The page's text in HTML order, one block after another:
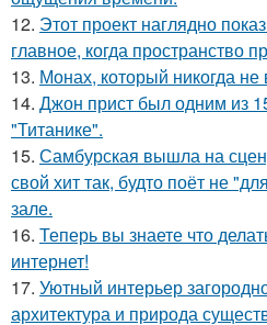
12. Этот проект наглядно
главное, когда пространство
13. Монах, который никогда
14. Джон прист был одним из
"Титанике".
15. Самбурская вышла на
свой хит так, будто поёт не
зале.
16. Теперь вы знаете что
интернет!
17. Уютный интерьер
архитектура и природа